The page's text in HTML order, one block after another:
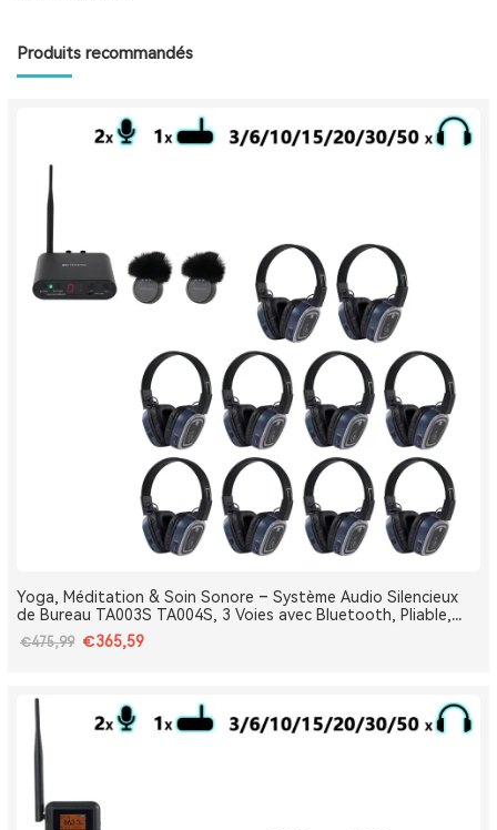
Produits recommandés
Yoga, Méditation & Soin Sonore – Système Audio Silencieux
de Bureau TA003S TA004S, 3 Voies avec Bluetooth, Pliable,
Type-C, Bass Boost
€475,99 €365,59